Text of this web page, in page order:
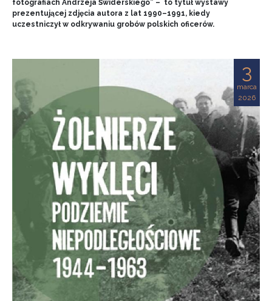
fotografiach Andrzeja Świderskiego” – to tytuł wystawy
prezentującej zdjęcia autora z lat 1990–1991, kiedy
uczestniczył w odkrywaniu grobów polskich oficerów.
3
marca
2026